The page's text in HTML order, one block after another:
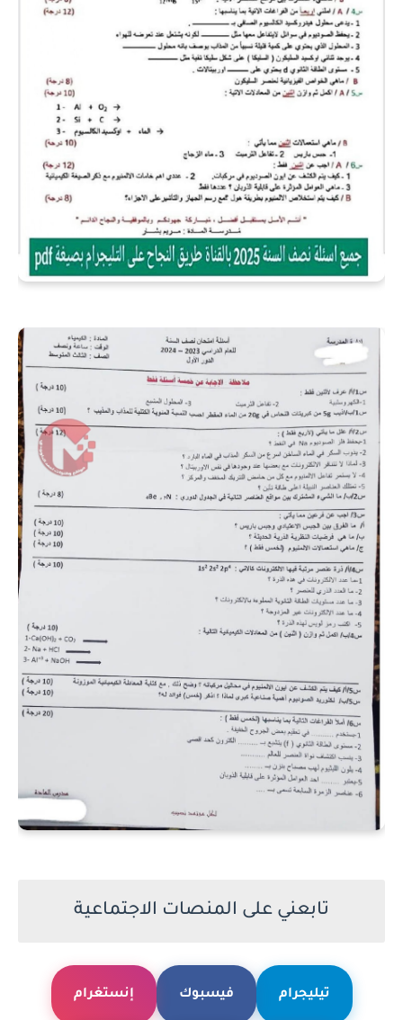
تابعني على المنصات الاجتماعية
تيليجرام فيسبوك إنستغرام